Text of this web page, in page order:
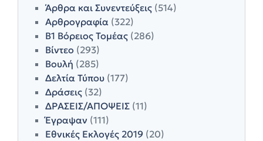
Άρθρα και Συνεντεύξεις (514)
Αρθρογραφία (322)
Β1 Βόρειος Τομέας (286)
Βίντεο (293)
Βουλή (285)
Δελτία Τύπου (177)
Δράσεις (32)
ΔΡΑΣΕΙΣ/ΑΠΟΨΕΙΣ (11)
Έγραψαν (111)
Εθνικές Εκλογές 2019 (20)